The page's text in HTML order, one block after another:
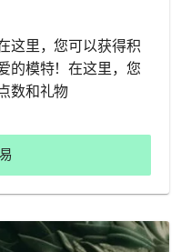
这里，您可以获得积
的模特！在这里，您
数和礼物